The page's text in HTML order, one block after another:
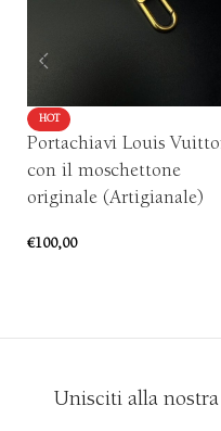
HOT
Portachiavi Louis
con il moschettone
originale (Artigianale)
€100,00
Unisciti alla